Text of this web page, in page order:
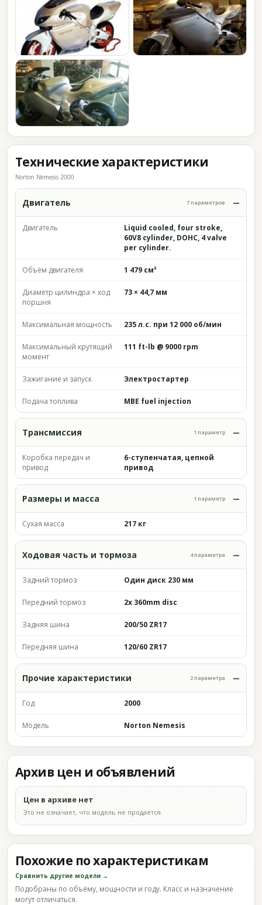
Технические характеристики
Norton Nemesis 2000
Двигатель 7 параметров
Двигатель
Liquid cooled, four stroke,
60V8 cylinder, DOHC, 4 valve
per cylinder.
Объём двигателя 1 479 см³
Диаметр цилиндра × ход
поршня
73 × 44,7 мм
Максимальная мощность 235 л.с. при 12 000 об/мин
Максимальный крутящий
момент
111 ft-lb @ 9000 rpm
Зажигание и запуск Электростартер
Подача топлива MBE fuel injection
Трансмиссия 1 параметр
Коробка передач и
привод
6-ступенчатая, цепной
привод
Размеры и масса 1 параметр
Сухая масса 217 кг
Ходовая часть и тормоза 4 параметра
Задний тормоз Один диск 230 мм
Передний тормоз 2x 360mm disc
Задняя шина 200/50 ZR17
Передняя шина 120/60 ZR17
Прочие характеристики 2 параметра
Год 2000
Модель Norton Nemesis
Архив цен и объявлений
Цен в архиве нет
Это не означает, что модель не продаётся.
Похожие по характеристикам
Сравнить другие модели →
Подобраны по объёму, мощности и году. Класс и назначение
могут отличаться.